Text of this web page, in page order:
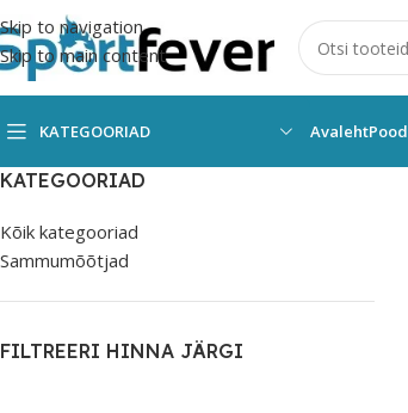
Skip to navigation
Skip to main content
KATEGOORIAD AvalehtPood
KATEGOORIAD
Kõik kategooriad
Sammumõõtjad
FILTREERI HINNA JÄRGI